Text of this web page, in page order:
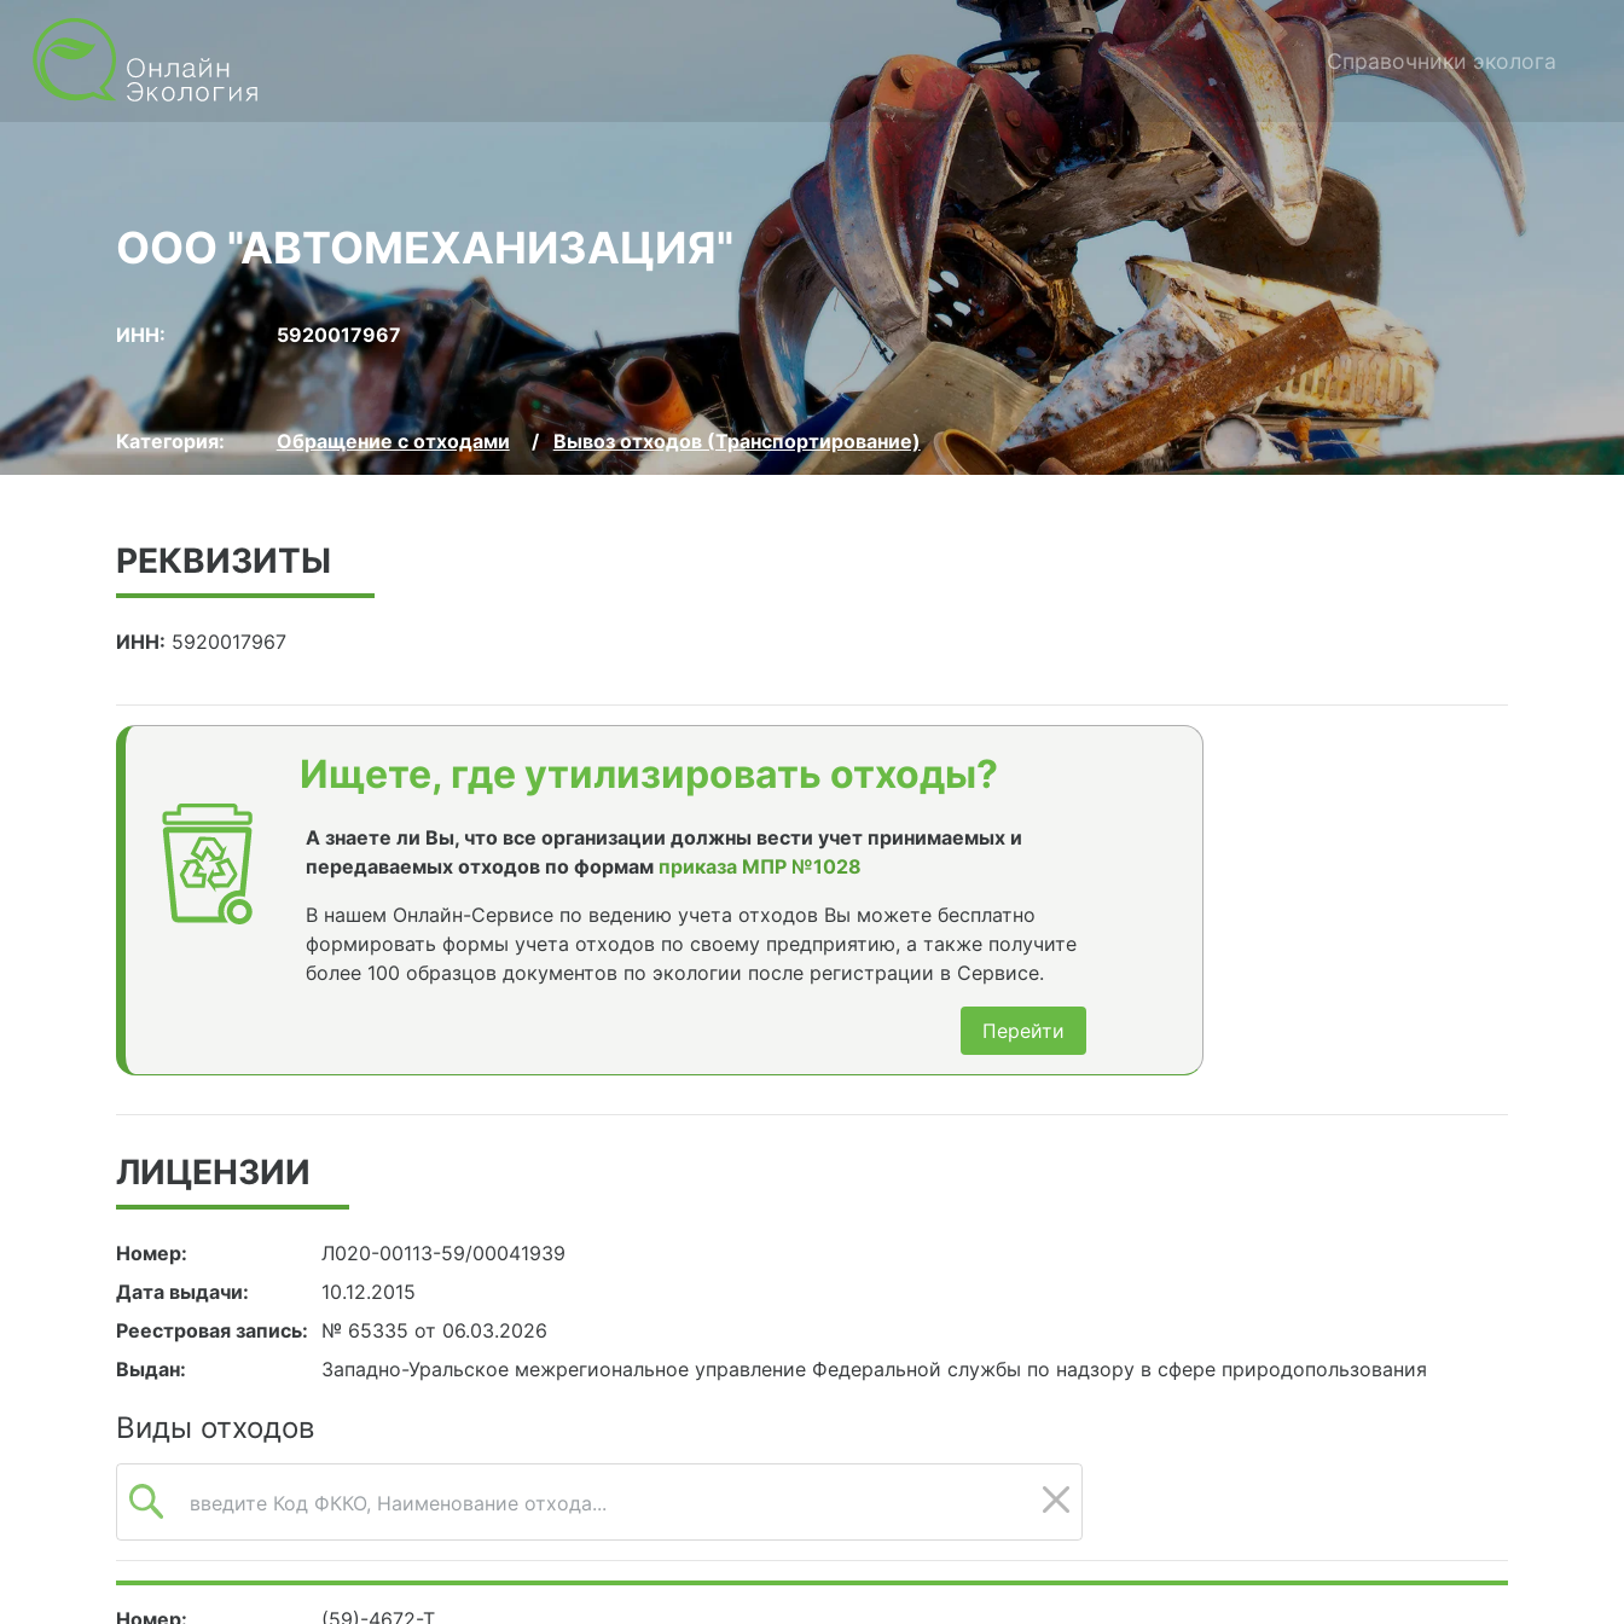
Справочники эколога
ООО "АВТОМЕХАНИЗАЦИЯ"
ИНН: 5920017967
Категория: Обращение с отходами Вывоз отходов (Транспортирование)
РЕКВИЗИТЫ
ИНН: 5920017967
Ищете, где утилизировать отходы?
А знаете ли Вы, что все организации должны вести учет принимаемых и
передаваемых отходов по формам приказа МПР №1028
В нашем Онлайн-Сервисе по ведению учета отходов Вы можете бесплатно
формировать формы учета отходов по своему предприятию, а также получите
более 100 образцов документов по экологии после регистрации в Сервисе.
Перейти
ЛИЦЕНЗИИ
Номер:
Л020-00113-59/00041939
Дата выдачи:
10.12.2015
Реестровая запись:
№ 65335 от 06.03.2026
Выдан:
Западно-Уральское межрегиональное управление Федеральной службы по надзору в сфере природопользования
Виды отходов
введите Код ФККО, Наименование отхода...
Номер: (59)-4672-Т